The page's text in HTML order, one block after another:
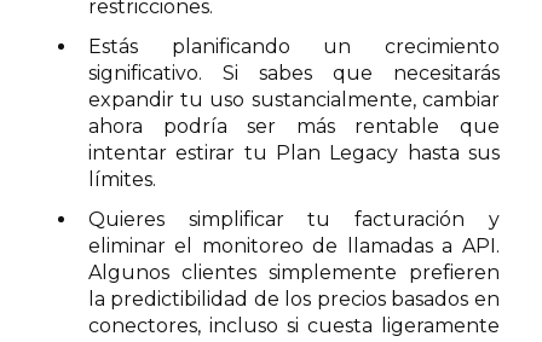
restricciones.
Estás planificando un crecimiento
significativo. Si sabes que necesitarás
expandir tu uso sustancialmente, cambiar
ahora podría ser más rentable que
intentar estirar tu Plan Legacy hasta sus
límites.
Quieres simplificar tu facturación y
eliminar el monitoreo de llamadas a API.
Algunos clientes simplemente prefieren
la predictibilidad de los precios basados en
conectores, incluso si cuesta ligeramente